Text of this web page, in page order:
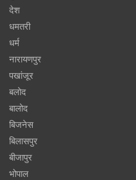
देश
धमतरी
धर्म
नारायणपुर
पखांजूर
बलोद
बालोद
बिजनेस
बिलासपुर
बीजापुर
भोपाल